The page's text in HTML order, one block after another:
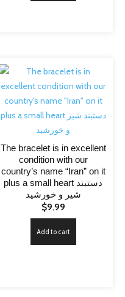
The bracelet is in excellent
condition with our
country’s name “Iran” on it
plus a small heart دستبند
شیر و خورشید
$9.99
Add to cart